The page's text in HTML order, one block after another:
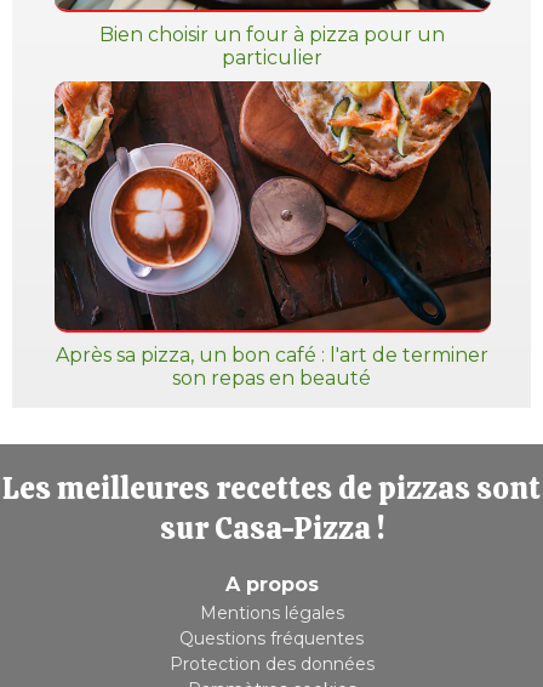
Bien choisir un four à pizza pour un
particulier
Après sa pizza, un bon café : l'art de terminer
son repas en beauté
Les meilleures recettes de pizzas sont
sur Casa-Pizza !
A propos
Mentions légales
Questions fréquentes
Protection des données